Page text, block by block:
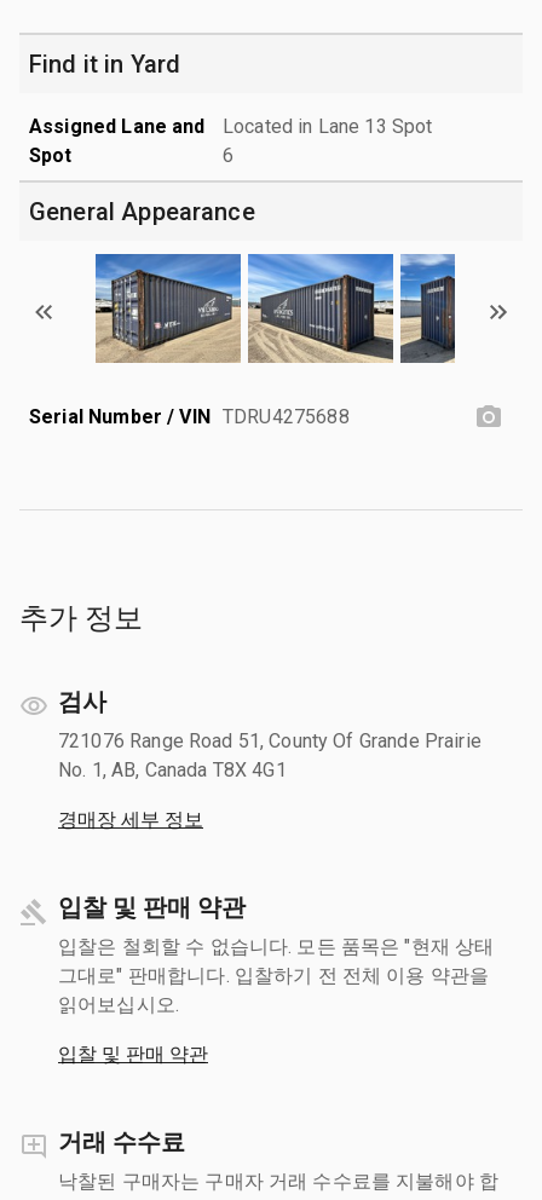
Find it in Yard
Assigned Lane and
Spot
Located in Lane 13 Spot
6
General Appearance
Serial Number / VIN TDRU4275688
추가 정보
검사
721076 Range Road 51, County Of Grande Prairie
No. 1, AB, Canada T8X 4G1
경매장 세부 정보
입찰 및 판매 약관
입찰은 철회할 수 없습니다. 모든 품목은 "현재 상태
그대로" 판매합니다. 입찰하기 전 전체 이용 약관을
읽어보십시오.
입찰 및 판매 약관
거래 수수료
낙찰된 구매자는 구매자 거래 수수료를 지불해야 합